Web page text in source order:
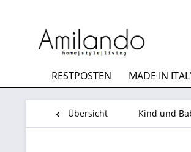
RESTPOSTEN MADE IN
Übersicht Kind und